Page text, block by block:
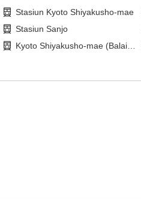
Stasiun Kyoto Shiyakusho-mae
Stasiun Sanjo
Kyoto Shiyakusho-mae (Balai